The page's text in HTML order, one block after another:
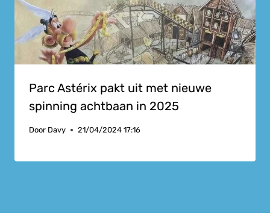
Parc Astérix pakt uit met nieuwe
spinning achtbaan in 2025
Door Davy 21/04/2024 17:16